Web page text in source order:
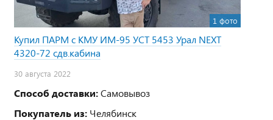
1 фото
Купил ПАРМ с КМУ ИМ-95 УСТ 5453 Урал NEXT
4320-72 сдв.кабина
30 августа 2022
Способ доставки:Самовывоз
Покупатель из: Челябинск